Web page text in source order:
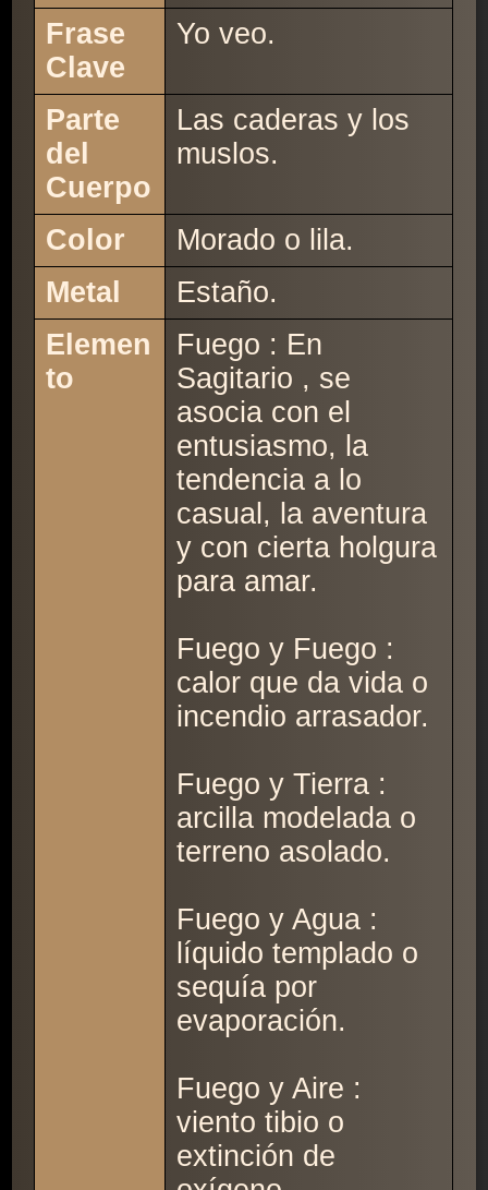
Frase
Clave
Yo veo.
Parte
del
Cuerpo
Las caderas y los
muslos.
Color
Morado o lila.
Metal
Estaño.
Elemen
to
Fuego : En
Sagitario , se
asocia con el
entusiasmo, la
tendencia a lo
casual, la aventura
y con cierta holgura
para amar.
Fuego y Fuego :
calor que da vida o
incendio arrasador.
Fuego y Tierra :
arcilla modelada o
terreno asolado.
Fuego y Agua :
líquido templado o
sequía por
evaporación.
Fuego y Aire :
viento tibio o
extinción de